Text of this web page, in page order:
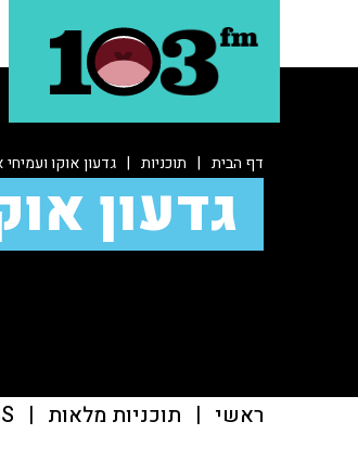
דף הבית | תוכניות | גדעון אוקו
גדעון
ראשי | תוכניות מלאות |